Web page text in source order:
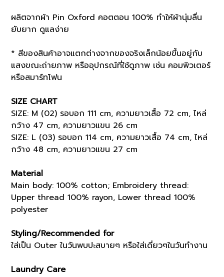
ผลิตจากผ้า Pin Oxford คอตตอน 100% ทำให้ผ้านุ่มลื่น
ยับยาก ดูแลง่าย
* สีของสินค้าอาจแตกต่างจากของจริงเล็กน้อยขึ้นอยู่กับ
แสงขณะถ่ายภาพ หรืออุปกรณ์ที่ใช้ดูภาพ เช่น คอมพิวเตอร์
หรือสมาร์ทโฟน
SIZE CHART
SIZE: M (02) รอบอก 111 cm, ความยาวเสื้อ 72 cm, ไหล่
กว้าง 47 cm, ความยาวแขน 26 cm
SIZE: L (03) รอบอก 114 cm, ความยาวเสื้อ 74 cm, ไหล่
กว้าง 48 cm, ความยาวแขน 27 cm
Material
Main body: 100% cotton; Embroidery thread:
Upper thread 100% rayon, Lower thread 100%
polyester
Styling/Recommended for
ใส่เป็น Outer ในวันพบปะสบายๆ หรือใส่เดี่ยวๆในวันทำงาน
Laundry Care